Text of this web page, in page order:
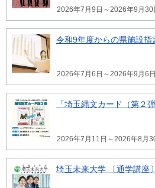
2026年7月9日～2026年9月30
令和9年度からの県施設指
2026年7月6日～2026年9月6日
「埼玉縄文カード（第２
2026年7月11日～2026年8月
埼玉未来大学 〔通学講座